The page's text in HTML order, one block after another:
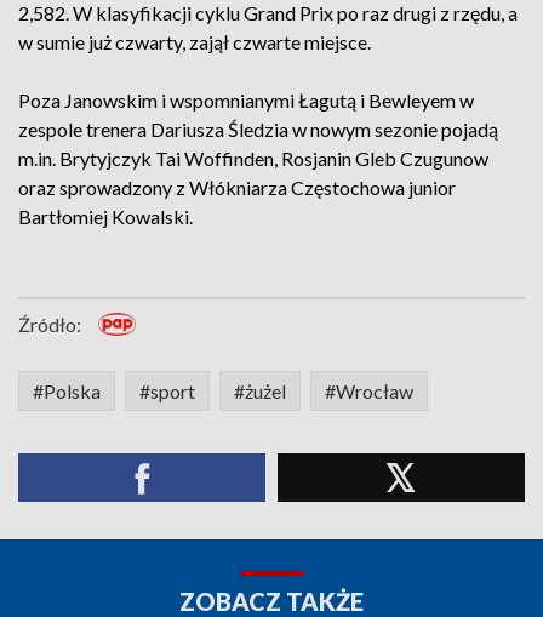
2,582. W klasyfikacji cyklu Grand Prix po raz drugi z rzędu, a
w sumie już czwarty, zajął czwarte miejsce.
Poza Janowskim i wspomnianymi Łagutą i Bewleyem w
zespole trenera Dariusza Śledzia w nowym sezonie pojadą
m.in. Brytyjczyk Tai Woffinden, Rosjanin Gleb Czugunow
oraz sprowadzony z Włókniarza Częstochowa junior
Bartłomiej Kowalski.
Źródło:
#Polska #sport #żużel #Wrocław
ZOBACZ TAKŻE